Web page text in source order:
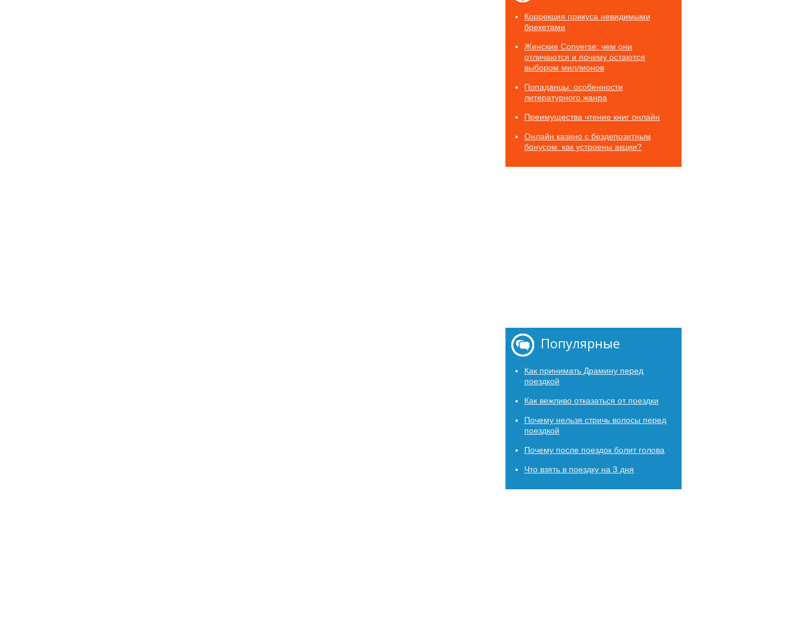
Коррекция прикуса невидимыми
брекетами
Женские Converse: чем они
отличаются и почему остаются
выбором миллионов
Попаданцы: особенности
литературного жанра
Преимущества чтение книг онлайн
Онлайн казино с бездепозитным
бонусом: как устроены акции?
Популярные
Как принимать Драмину перед
поездкой
Как вежливо отказаться от поездки
Почему нельзя стричь волосы перед
поездкой
Почему после поездок болит голова
Что взять в поездку на 3 дня